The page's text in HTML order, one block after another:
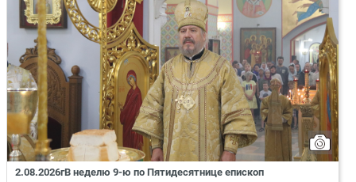
2.08.2026гВ неделю 9-ю по Пятидесятнице епископ